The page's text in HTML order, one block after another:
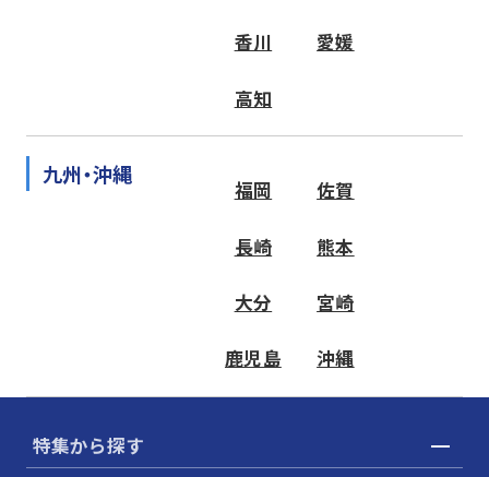
香川 愛媛
高知
九州・沖縄
福岡 佐賀
長崎 熊本
大分 宮崎
鹿児島 沖縄
特集から探す